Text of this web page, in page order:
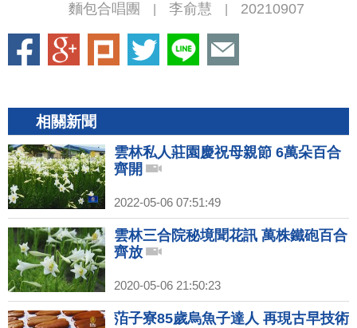
麵包合唱團 李俞慧 20210907
相關新聞
雲林私人莊園慶祝母親節 6萬朵百合
齊開
2022-05-06 07:51:49
雲林三合院秘境聞花訊 萬株鐵砲百合
齊放
2020-05-06 21:50:23
萡子寮85歲烏魚子達人 再現古早技術